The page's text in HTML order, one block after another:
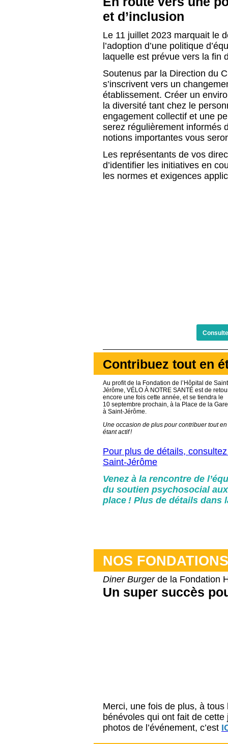
et d’inclusion
Le 11 juillet 2023 marquait le
l’adoption d’une politique
laquelle est prévue vers la fin
Soutenus par la Direction du
s’inscrivent vers un
établissement. Créer un
la diversité tant chez le
engagement collectif et une
serez régulièrement informés
notions importantes vous
Les représentants de vos
d’identifier les initiatives en
les normes et exigences
Contribuez tout en
Au profit de la Fondation de l’Hôpital de
Jérôme, VÉLO À NOTRE SANTÉ est de
encore une fois cette année, et se tiendra le
10 septembre prochain, à la Place de la Gare
à Saint-Jérôme.
Une occasion de plus pour contribuer tout en
étant actif !
Pour plus de détails,
Saint-Jérôme
Venez à la rencontre de
du soutien psychosocial
place ! Plus de détails dans
NOS FONDATIONS
Diner Burgerde la Fondation
Un super succès
Merci, une fois de plus, à
bénévoles qui ont fait de
photos de l’événement, c’est